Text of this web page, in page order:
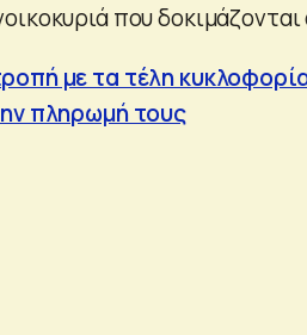
που
με τα τέλη
πληρωμή τους